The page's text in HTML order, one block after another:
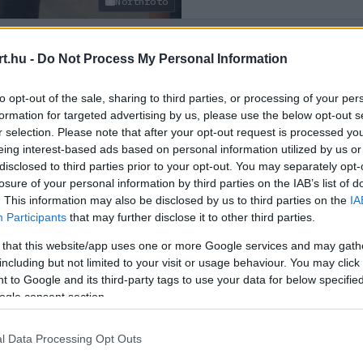
- Do Not Process My Personal Information
opt-out of the sale, sharing to third parties, or processing of your
for targeted advertising by us, please use the below opt-out
selection. Please note that after your opt-out request is processed
interest-based ads based on personal information utilized by us
to third parties prior to your opt-out. You may separately
of your personal information by third parties on the IAB’s list of
This information may also be disclosed by us to third parties on the
Participants that may further disclose it to other third parties.
that this website/app uses one or more Google services and may
but not limited to your visit or usage behaviour. You may
to Google and its third-party tags to use your data for below
consent section.
Data Processing Opt Outs
5
is megvan
Massa 2008-as
kártérítési ügye az F1 és Ecclestone ellen ezen a